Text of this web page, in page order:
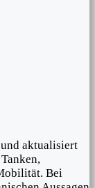
aktualisiert
Bei